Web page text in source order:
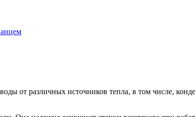
от различных источников тепла, в том числе,